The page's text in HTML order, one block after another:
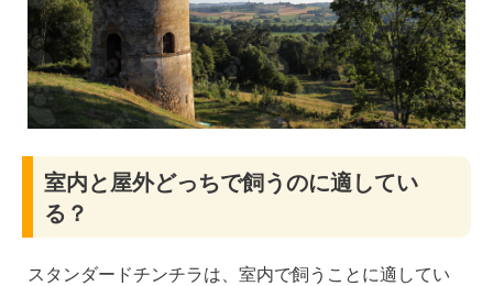
室内と屋外どっちで飼うのに適してい
る？
スタンダードチンチラは、室内で飼うことに適してい